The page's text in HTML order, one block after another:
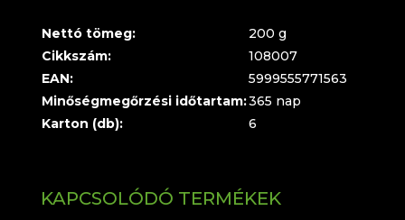
Nettó tömeg:
200 g
Cikkszám:
108007
EAN:
5999555771563
Minőségmegőrzési időtartam:365 nap
Karton (db):
6
KAPCSOLÓDÓ TERMÉKEK